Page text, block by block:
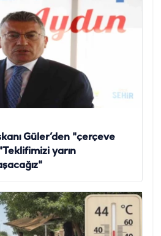
Güler’den "çerçeve
yarın